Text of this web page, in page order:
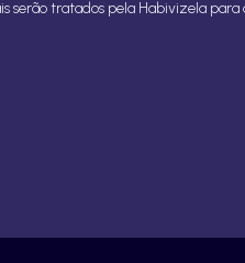
serão tratados pela Habivizela